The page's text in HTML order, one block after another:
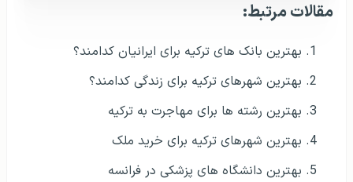
مقالات مرتبط:
بهترین بانک های ترکیه برای ایرانیان کدامند؟
بهترین شهرهای ترکیه برای زندگی کدامند؟
بهترین رشته ها برای مهاجرت به ترکیه
بهترین شهرهای ترکیه برای خرید ملک
بهترین دانشگاه های پزشکی در فرانسه